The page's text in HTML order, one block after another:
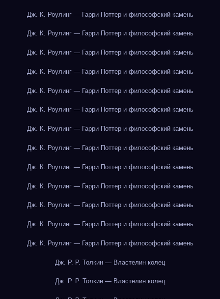
Дж. К. Роулинг — Гарри Поттер и философский камень
Дж. К. Роулинг — Гарри Поттер и философский камень
Дж. К. Роулинг — Гарри Поттер и философский камень
Дж. К. Роулинг — Гарри Поттер и философский камень
Дж. К. Роулинг — Гарри Поттер и философский камень
Дж. К. Роулинг — Гарри Поттер и философский камень
Дж. К. Роулинг — Гарри Поттер и философский камень
Дж. К. Роулинг — Гарри Поттер и философский камень
Дж. К. Роулинг — Гарри Поттер и философский камень
Дж. К. Роулинг — Гарри Поттер и философский камень
Дж. К. Роулинг — Гарри Поттер и философский камень
Дж. К. Роулинг — Гарри Поттер и философский камень
Дж. К. Роулинг — Гарри Поттер и философский камень
Дж. Р. Р. Толкин — Властелин колец
Дж. Р. Р. Толкин — Властелин колец